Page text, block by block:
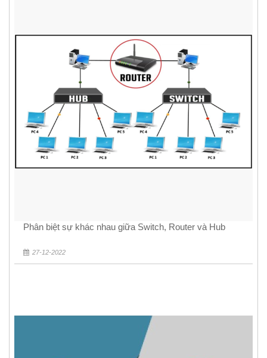
Phân biệt sự khác nhau giữa Switch, Router và Hub
27-12-2022